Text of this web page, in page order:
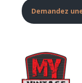
Demandez